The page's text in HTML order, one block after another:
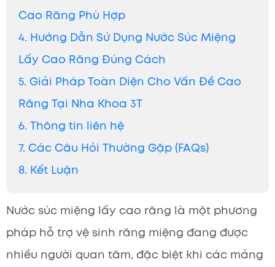
Cao Răng Phù Hợp
4. Hướng Dẫn Sử Dụng Nước Súc Miệng
Lấy Cao Răng Đúng Cách
5. Giải Pháp Toàn Diện Cho Vấn Đề Cao
Răng Tại Nha Khoa 3T
6. Thông tin liên hệ
7. Các Câu Hỏi Thường Gặp (FAQs)
8. Kết Luận
Nước súc miệng lấy cao răng là một phương
pháp hỗ trợ vệ sinh răng miệng đang được
nhiều người quan tâm, đặc biệt khi các mảng